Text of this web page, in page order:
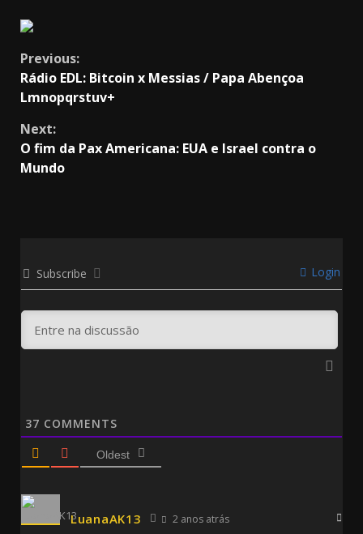
Continue
Reading
Previous:
Rádio EDL: Bitcoin x Messias / Papa Abençoa
Lmnopqrstuv+
Next:
O fim da Pax Americana: EUA e Israel contra o
Mundo
Subscribe Login
37 COMMENTS
Oldest
LuanaAK13 2 anos atrás